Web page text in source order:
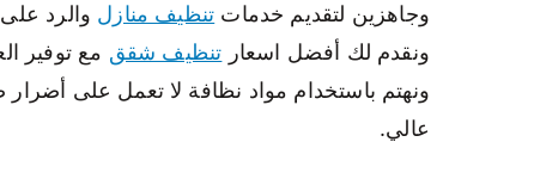
وجاهزين لتقديم خدمات تنظيف منازل والرد
ونقدم لك أفضل اسعار تنظيف شقق مع توفير
ونهتم باستخدام مواد نظافة لا تعمل على
عالي.